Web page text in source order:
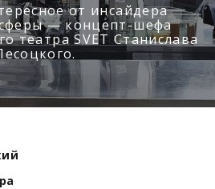
от инсайдера
— концепт-шефа
театра SVET Станислава